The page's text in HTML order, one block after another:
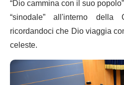
“sinodale” all'interno
ricordandoci che Dio viaggia
celeste.